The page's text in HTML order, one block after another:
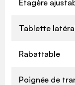
Etagère
Tablette
Rabattable
Poignée de